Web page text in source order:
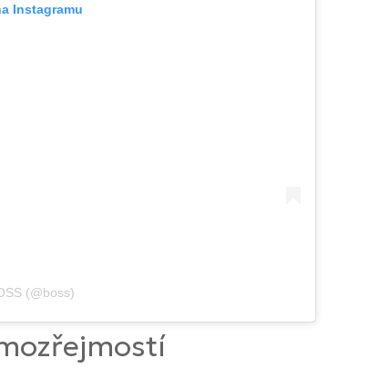
Instagramu
(@boss)